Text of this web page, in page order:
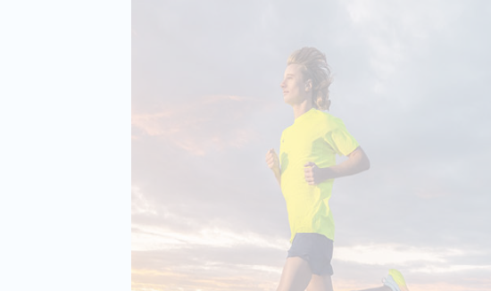
Zudem ist sie auch sehr
IN DEN
WARENKORB
60,30 €
Wähle deine Größe